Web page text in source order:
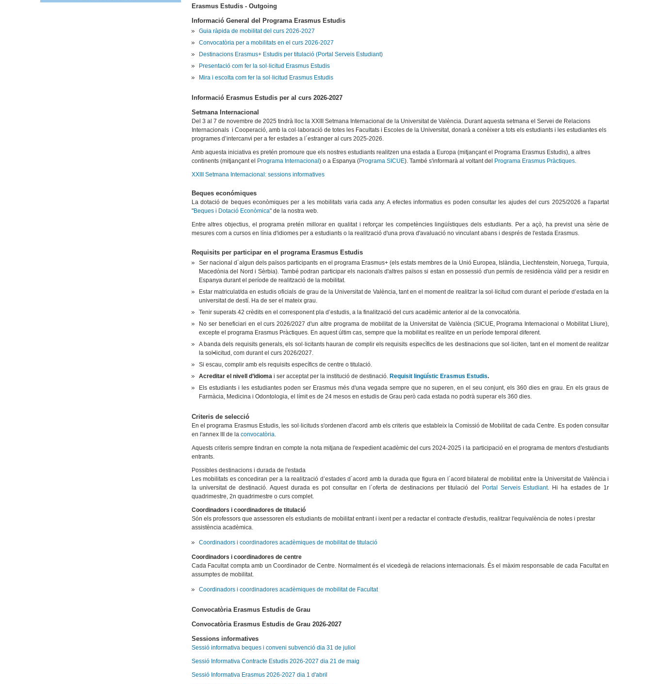
Erasmus Estudis - Outgoing
Informació General del Programa Erasmus Estudis
Guia ràpida de mobilitat del curs 2026-2027
Convocatòria per a mobilitats en el curs 2026-2027
Destinacions Erasmus+ Estudis per titulació (Portal Serveis Estudiant)
Presentació com fer la sol·licitud Erasmus Estudis
Mira i escolta com fer la sol·licitud Erasmus Estudis
Informació Erasmus Estudis per al curs 2026-2027
Setmana Internacional
Del 3 al 7 de novembre de 2025 tindrà lloc la XXIII Setmana Internacional de la Universitat de València. Durant aquesta setmana el Servei de Relacions
Internacionals i Cooperació, amb la col·laboració de totes les Facultats i Escoles de la Universitat, donarà a conèixer a tots els estudiants i les estudiantes els
programes d’intercanvi per a fer estades a l´estranger al curs 2025-2026.
Amb aquesta iniciativa es pretén promoure que els nostres estudiants realitzen una estada a Europa (mitjançant el Programa Erasmus Estudis), a altres
continents (mitjançant el Programa Internacional) o a Espanya (Programa SICUE). També s'informarà al voltant del Programa Erasmus Pràctiques.
XXIII Setmana Internacional: sessions informatives
Beques económiques
La dotació de beques econòmiques per a les mobilitats varia cada any. A efectes informatius es poden consultar les ajudes del curs 2025/2026 a l'apartat
"Beques i Dotació Econòmica" de la nostra web.
Entre altres objectius, el programa pretén millorar en qualitat i reforçar les competències lingüístiques dels estudiants. Per a açò, ha previst una sèrie de
mesures com a cursos en línia d'idiomes per a estudiants o la realització d'una prova d'avaluació no vinculant abans i després de l'estada Erasmus.
Requisits per participar en el programa Erasmus Estudis
Ser nacional d´algun dels països participants en el programa Erasmus+ (els estats membres de la Unió Europea, Islàndia, Liechtenstein, Noruega, Turquia,
Macedònia del Nord i Sèrbia). També podran participar els nacionals d'altres països si estan en possessió d'un permís de residència vàlid per a residir en
Espanya durant el període de realització de la mobilitat.
Estar matriculat/da en estudis oficials de grau de la Universitat de València, tant en el moment de realitzar la sol·licitud com durant el període d’estada en la
universitat de destí. Ha de ser el mateix grau.
Tenir superats 42 crèdits en el corresponent pla d’estudis, a la finalització del curs acadèmic anterior al de la convocatòria.
No ser beneficiari en el curs 2026/2027 d'un altre programa de mobilitat de la Universitat de València (SICUE, Programa Internacional o Mobilitat Lliure),
excepte el programa Erasmus Pràctiques. En aquest últim cas, sempre que la mobilitat es realitze en un període temporal diferent.
A banda dels requisits generals, els sol·licitants hauran de complir els requisits específics de les destinacions que sol·liciten, tant en el moment de realitzar
la sol•licitud, com durant el curs 2026/2027.
Si escau, complir amb els requisits específics de centre o titulació.
Acreditar el nivell d’idiomai ser acceptat per la institució de destinació. Requisit lingüístic Erasmus Estudis.
Els estudiants i les estudiantes poden ser Erasmus més d'una vegada sempre que no superen, en el seu conjunt, els 360 dies en grau. En els graus de
Farmàcia, Medicina i Odontologia, el límit es de 24 mesos en estudis de Grau però cada estada no podrà superar els 360 dies.
Criteris de selecció
En el programa Erasmus Estudis, les sol·licituds s'ordenen d'acord amb els criteris que estableix la Comissió de Mobilitat de cada Centre. Es poden consultar
en l'annex III de la convocatòria.
Aquests criteris sempre tindran en compte la nota mitjana de l'expedient acadèmic del curs 2024-2025 i la participació en el programa de mentors d'estudiants
entrants.
Possibles destinacions i durada de l'estada
Les mobilitats es concediran per a la realització d’estades d´acord amb la durada que figura en l´acord bilateral de mobilitat entre la Universitat de València i
la universitat de destinació. Aquest durada es pot consultar en l´oferta de destinacions per titulació del
Portal Serveis Estudiant. Hi ha estades de 1r
quadrimestre, 2n quadrimestre o curs complet.
Coordinadors i coordinadores de titulació
Són els professors que assessoren els estudiants de mobilitat entrant i ixent per a redactar el contracte d'estudis, realitzar l'equivalència de notes i prestar
assistència acadèmica.
Coordinadors i coordinadores acadèmiques de mobilitat de titulació
Coordinadors i coordinadores de centre
Cada Facultat compta amb un Coordinador de Centre. Normalment és el vicedegà de relacions internacionals. És el màxim responsable de cada Facultat en
assumptes de mobilitat.
Coordinadors i coordinadores acadèmiques de mobilitat de Facultat
Convocatòria Erasmus Estudis de Grau
Convocatòria Erasmus Estudis de Grau 2026-2027
Sessions informatives
Sessió informativa beques i conveni subvenció dia 31 de juliol
Sessió Informativa Contracte Estudis 2026-2027 dia 21 de maig
Sessió Informativa Erasmus 2026-2027 dia 1 d'abril